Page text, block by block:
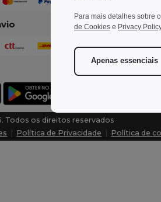
Todos os direitos reservados
Política de Privacidade Política de
Para mais detalhes sobre
de Cookies e Privacy Policy
Apenas essenciais